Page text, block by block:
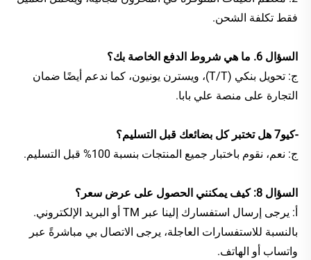
فقط تكلفة الشحن.
السؤال 6. ما هي شروط الدفع الخاصة بك؟
التجارة على منصة علي بابا.
-كيو7 هل تختبر كل بضائعك قبل التسليم؟
ج: نعم، نقوم باختبار جميع المنتجات بنسبة 100% قبل التسليم.
السؤال 8: كيف يمكنني الحصول على عرض سعر؟
واتساب أو الهاتف.